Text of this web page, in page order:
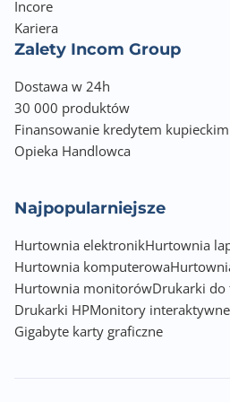
Port 2,5 Gigabit Ethernet (2,5G/
(2,5G/1G/100M)
Port 5 Gigabit Ethernet (5G/
Port 10 Gigabit sieci Ethernet:
Port 25 Gigabit sieci: 2
Wake on LAN (WOL)
Ramka Jumbo
2160 / 30 Hz
Wskaźniki LED Dysk twardy,
portów rozszerzeń
Przyciski: Zasilanie, reset
Temperatura robocza: 0 - 40 °C
Temperatura przechowywania: -
Wilgotność względna: 5-95%
temperatura mokrego
Pobór mocy: Tryb uśpienia
Incore
Kariera
Zalety Incom Group
Dostawa w 24h
30 000 produktów
Finansowanie kredytem kupieckim
Opieka Handlowca
Najpopularniejsze
Hurtownia elektronikHurtownia
Hurtownia komputerowa
Hurtownia monitorówDrukarki
Drukarki HPMonitory
Gigabyte karty graficzne